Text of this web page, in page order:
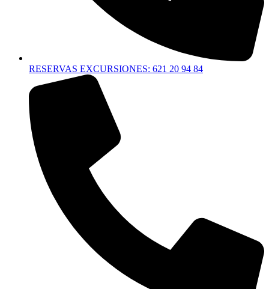
RESERVAS EXCURSIONES: 621 20 94 84